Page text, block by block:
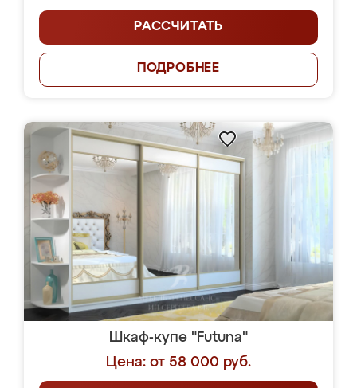
РАССЧИТАТЬ
ПОДРОБНЕЕ
Шкаф-купе "Futuna"
Цена: от 58 000 руб.